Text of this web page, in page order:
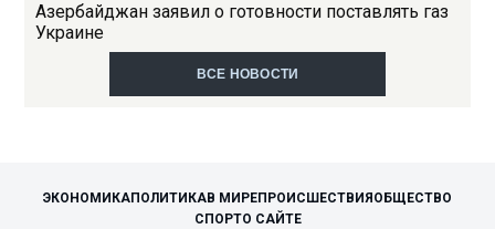
Азербайджан заявил о готовности поставлять газ
Украине
ВСЕ НОВОСТИ
ЭКОНОМИКАПОЛИТИКАВ МИРЕПРОИСШЕСТВИЯ ОБЩЕСТВО
СПОРТО САЙТЕ